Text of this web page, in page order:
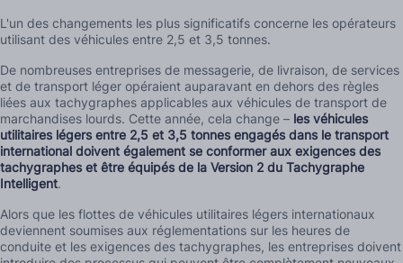
L'un des changements les plus significatifs concerne les opérateurs
utilisant des véhicules entre 2,5 et 3,5 tonnes.
De nombreuses entreprises de messagerie, de livraison, de services
et de transport léger opéraient auparavant en dehors des règles
liées aux tachygraphes applicables aux véhicules de transport de
marchandises lourds. Cette année, cela change – les véhicules
utilitaires légers entre 2,5 et 3,5 tonnes engagés dans le transport
international doivent également se conformer aux exigences des
tachygraphes et être équipés de la Version 2 du Tachygraphe
Intelligent.
Alors que les flottes de véhicules utilitaires légers internationaux
deviennent soumises aux réglementations sur les heures de
conduite et les exigences des tachygraphes, les entreprises doivent